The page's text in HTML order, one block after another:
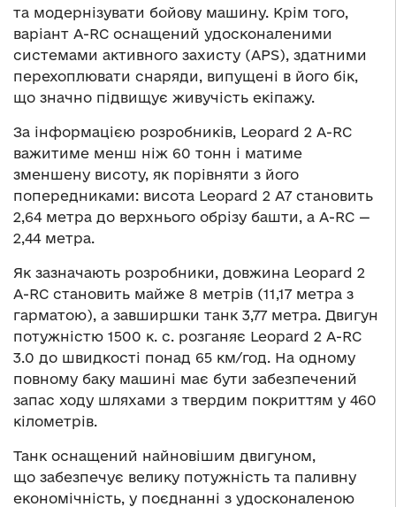
та модернізувати бойову машину. Крім того,
варіант A-RC оснащений удосконаленими
системами активного захисту (APS), здатними
перехоплювати снаряди, випущені в його бік,
що значно підвищує живучість екіпажу.
За інформацією розробників, Leopard 2 A-RC
важитиме менш ніж 60 тонн і матиме
зменшену висоту, як порівняти з його
попередниками: висота Leopard 2 A7 становить
2,64 метра до верхнього обрізу башти, а A-RC —
2,44 метра.
Як зазначають розробники, довжина Leopard 2
A-RC становить майже 8 метрів (11,17 метра з
гарматою), а завширшки танк 3,77 метра. Двигун
потужністю 1500 к. с. розганяє Leopard 2 A-RC
3.0 до швидкості понад 65 км/год. На одному
повному баку машині має бути забезпечений
запас ходу шляхами з твердим покриттям у 460
кілометрів.
Танк оснащений найновішим двигуном,
що забезпечує велику потужність та паливну
економічність, у поєднанні з удосконаленою